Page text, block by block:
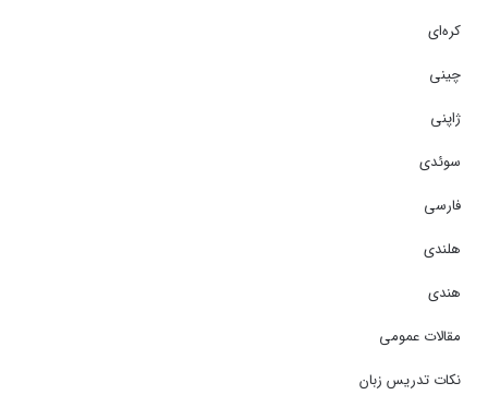
کره‌ای
چینی
ژاپنی
سوئدی
فارسی
هلندی
هندی
مقالات عمومی
نکات تدریس زبان